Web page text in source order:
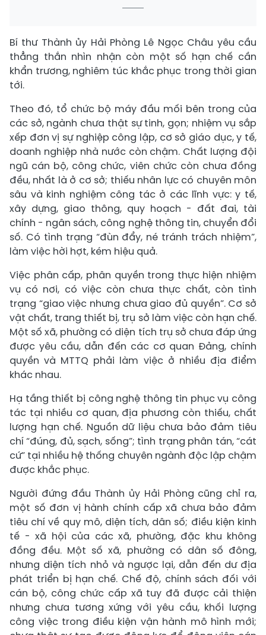
Bí thư Thành ủy Hải Phòng Lê Ngọc Châu yêu cầu
thẳng thắn nhìn nhận còn một số hạn chế cần
khẩn trương, nghiêm túc khắc phục trong thời gian
tới.
Theo đó, tổ chức bộ máy đầu mối bên trong của
các sở, ngành chưa thật sự tinh, gọn; nhiệm vụ sắp
xếp đơn vị sự nghiệp công lập, cơ sở giáo dục, y tế,
doanh nghiệp nhà nước còn chậm. Chất lượng đội
ngũ cán bộ, công chức, viên chức còn chưa đồng
đều, nhất là ở cơ sở; thiếu nhân lực có chuyên môn
sâu và kinh nghiệm công tác ở các lĩnh vực: y tế,
xây dựng, giao thông, quy hoạch - đất đai, tài
chính - ngân sách, công nghệ thông tin, chuyển đổi
số. Có tình trạng “đùn đẩy, né tránh trách nhiệm”,
làm việc hời hợt, kém hiệu quả.
Việc phân cấp, phân quyền trong thực hiện nhiệm
vụ có nơi, có việc còn chưa thực chất, còn tình
trạng “giao việc nhưng chưa giao đủ quyền”. Cơ sở
vật chất, trang thiết bị, trụ sở làm việc còn hạn chế.
Một số xã, phường có diện tích trụ sở chưa đáp ứng
được yêu cầu, dẫn đến các cơ quan Đảng, chính
quyền và MTTQ phải làm việc ở nhiều địa điểm
khác nhau.
Hạ tầng thiết bị công nghệ thông tin phục vụ công
tác tại nhiều cơ quan, địa phương còn thiếu, chất
lượng hạn chế. Nguồn dữ liệu chưa bảo đảm tiêu
chí “đúng, đủ, sạch, sống”; tình trạng phân tán, “cát
cứ” tại nhiều hệ thống chuyên ngành độc lập chậm
được khắc phục.
Người đứng đầu Thành ủy Hải Phòng cũng chỉ ra,
một số đơn vị hành chính cấp xã chưa bảo đảm
tiêu chí về quy mô, diện tích, dân số; điều kiện kinh
tế - xã hội của các xã, phường, đặc khu không
đồng đều. Một số xã, phường có dân số đông,
nhưng diện tích nhỏ và ngược lại, dẫn đến dư địa
phát triển bị hạn chế. Chế độ, chính sách đối với
cán bộ, công chức cấp xã tuy đã được cải thiện
nhưng chưa tương xứng với yêu cầu, khối lượng
công việc trong điều kiện vận hành mô hình mới;